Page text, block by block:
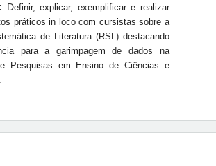
Definir, explicar, exemplificar e realizar
práticos in loco com cursistas sobre a
de Literatura (RSL) destacando
para a garimpagem de dados na
Pesquisas em Ensino de Ciências e